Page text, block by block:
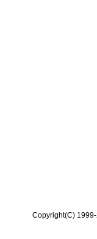
Copyright(C)